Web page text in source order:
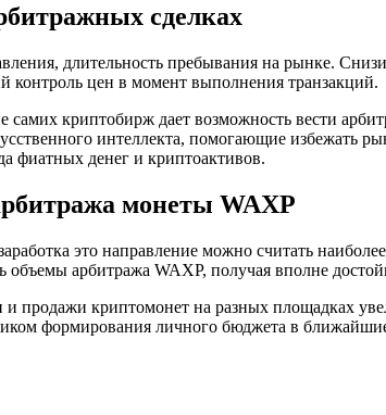
сделках
длительность пребывания на рынке.
контроль цен в момент выполнения транзакций.
самих криптобирж дает возможность вести
интеллекта, помогающие избежать
фиатных денег и криптоактивов.
монеты WAXP
это направление можно считать
арбитража WAXP, получая вполне
продажи криптомонет на разных площадках
формирования личного бюджета в